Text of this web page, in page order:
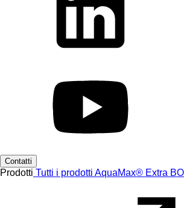
Contatti
Prodotti Tutti i prodotti AquaMax® Extra